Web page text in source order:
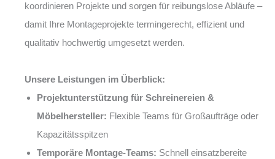
koordinieren Projekte und sorgen für reibungslose Abläufe –
damit Ihre Montageprojekte termingerecht, effizient und
qualitativ hochwertig umgesetzt werden.
Unsere Leistungen im Überblick:
Projektunterstützung für Schreinereien &
Möbelhersteller: Flexible Teams für Großaufträge oder
Kapazitätsspitzen
Temporäre Montage-Teams: Schnell einsatzbereite